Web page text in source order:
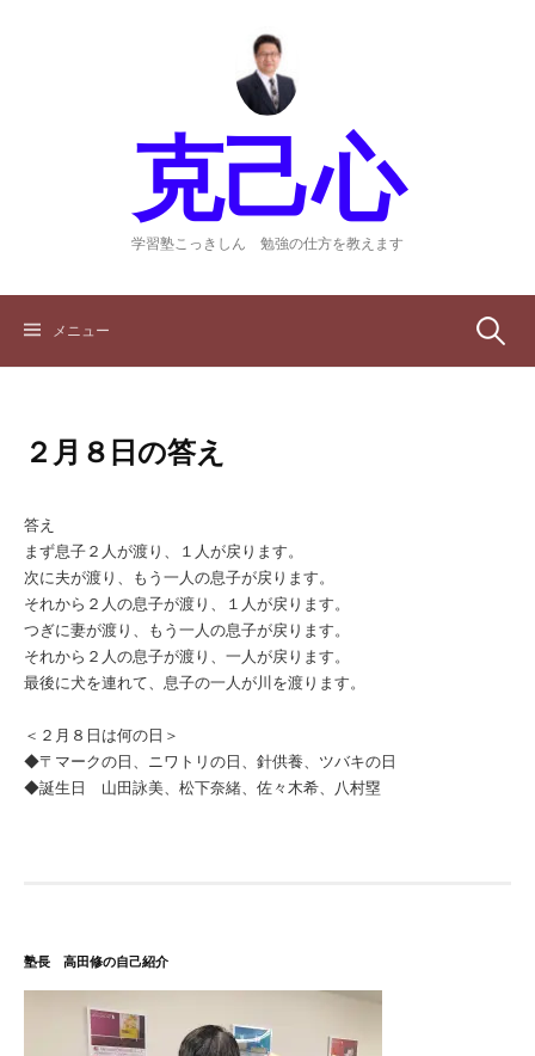
克己心
学習塾こっきしん 勉強の仕方を教えます
メニュー 検
２月８日の答え
答え
まず息子２人が渡り、１人が戻ります。
次に夫が渡り、もう一人の息子が戻ります。
それから２人の息子が渡り、１人が戻ります。
つぎに妻が渡り、もう一人の息子が戻ります。
それから２人の息子が渡り、一人が戻ります。
最後に犬を連れて、息子の一人が川を渡ります。
＜２月８日は何の日＞
◆〒マークの日、ニワトリの日、針供養、ツバキの日
◆誕生日 山田詠美、松下奈緒、佐々木希、八村塁
塾長 高田修の自己紹介